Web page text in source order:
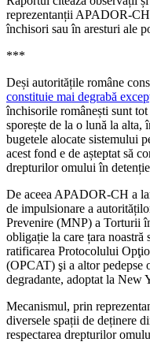
reprezentanții APADOR-
închisori sau în aresturi ale
***
Deși autoritățile române
constituie mai degrabă
închisorile românești sunt
sporește de la o lună la alta,
bugetele alocate sistemului
acest fond e de așteptat să
drepturilor omului în
De aceea APADOR-CH a
de impulsionare a
Prevenire (MNP) a Torturii
obligație la care țara
ratificarea Protocolului
(OPCAT) şi a altor pedepse
degradante, adoptat la New
Mecanismul, prin
diversele spații de deținere
respectarea drepturilor